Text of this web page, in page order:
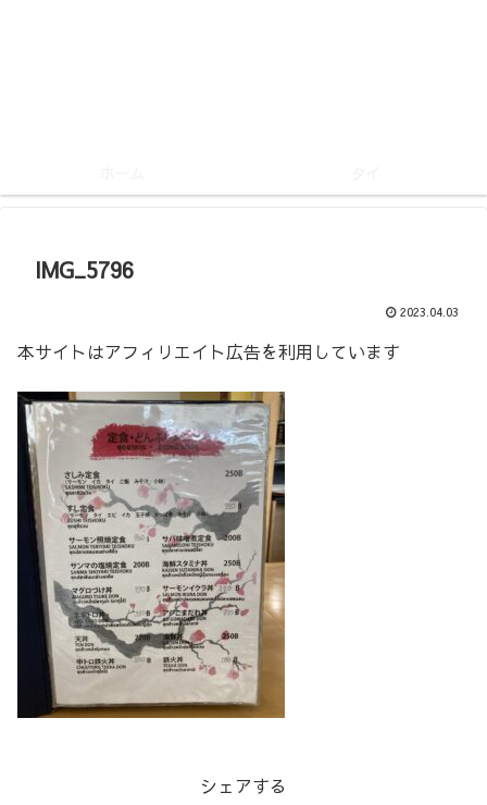
IMG_5796
2023.04.03
本サイトはアフィリエイト広告を利用しています
シェアする